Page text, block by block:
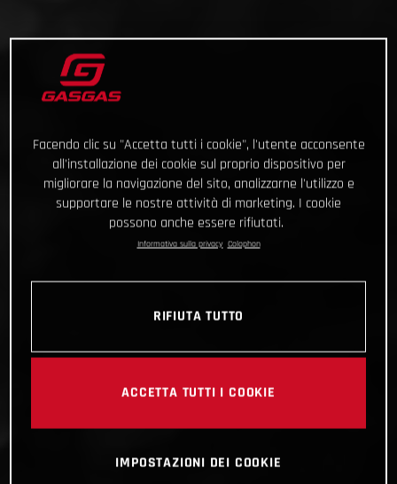
Facendo clic su "Accetta tutti i cookie", l'utente acconsente
all'installazione dei cookie sul proprio dispositivo per
migliorare la navigazione del sito, analizzarne l'utilizzo e
supportare le nostre attività di marketing. I cookie
possono anche essere rifiutati.
Informativa sulla privacy Colophon
RIFIUTA TUTTO
ACCETTA TUTTI I COOKIE
IMPOSTAZIONI DEI COOKIE